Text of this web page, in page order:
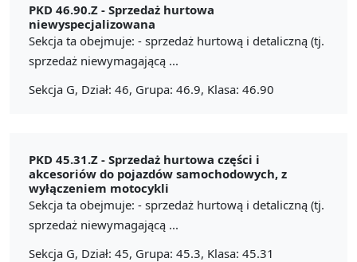
PKD 46.90.Z - Sprzedaż hurtowa
niewyspecjalizowana
Sekcja ta obejmuje: - sprzedaż hurtową i detaliczną (tj.
sprzedaż niewymagającą ...
Sekcja G, Dział: 46, Grupa: 46.9, Klasa: 46.90
PKD 45.31.Z - Sprzedaż hurtowa części i
akcesoriów do pojazdów samochodowych, z
wyłączeniem motocykli
Sekcja ta obejmuje: - sprzedaż hurtową i detaliczną (tj.
sprzedaż niewymagającą ...
Sekcja G, Dział: 45, Grupa: 45.3, Klasa: 45.31